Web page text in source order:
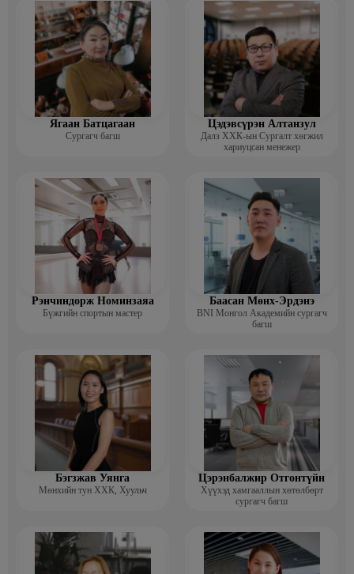
Ягаан Батцагаан
Сургагч багш
Цэдэвсүрэн Алтанзул
Далз ХХК-ын Сургалт хөгжил
хариуцсан менежер
Рэнчиндорж Номинзаяа
Бүжгийн спортын мастер
Баасан Мөнх-Эрдэнэ
BNI Монгол Академийн сургагч
багш
Бэгзжав Уянга
Мөнхийн тун ХХК, Хуульч
Цэрэнбалжир Отгонтүйн
Хүүхэд хамгааллын хөтөлбөрт
сургагч багш